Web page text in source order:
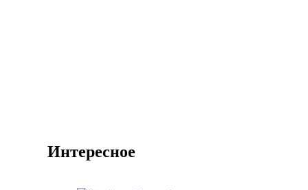
Интересное